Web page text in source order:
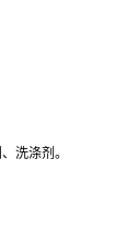
洗涤剂。